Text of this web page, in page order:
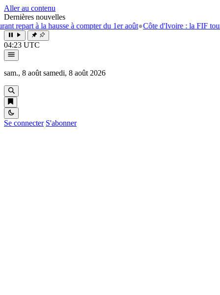
Aller au contenu
Dernières nouvelles
la hausse à compter du 1er août●Côte d'Ivoire : la FIF tourne la
04:23 UTC
sam., 8 août samedi, 8 août 2026
Se connecter S'abonner